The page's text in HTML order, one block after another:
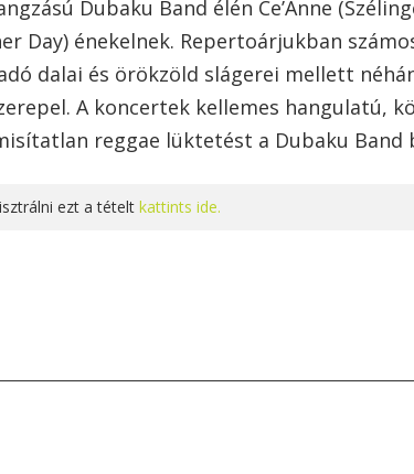
Dubaku Band élén Ce’Anne
Day) énekelnek. Repertoárjukban
dalai és örökzöld slágerei mellett
A koncertek kellemes hangulatú,
reggae lüktetést a Dubaku Band
ezt a tételt kattints ide.